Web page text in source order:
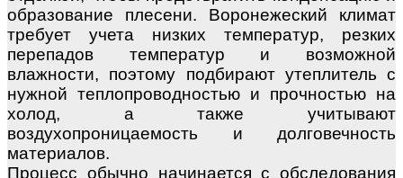
образование плесени. Воронежеcкий климат
требует учета низких температур, резких
перепадов температур и возможной
влажности, поэтому подбирают утеплитель с
нужной теплопроводностью и прочностью на
холод, а также учитывают
воздухопроницаемость и долговечность
материалов.
Процесс обычно начинается с обследования